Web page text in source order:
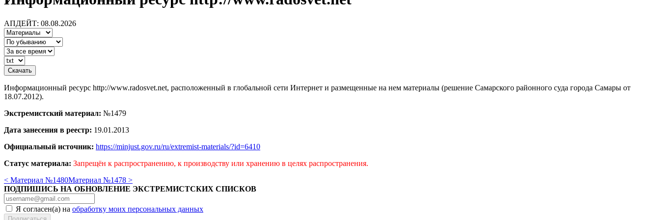
АПДЕЙТ: 08.08.2026
Информационный ресурс http://www.radosvet.net, расположенный в глобальной сети Интернет и размещенные на нем материалы (решение Самарского районного суда города Самары от
18.07.2012).
Экстремистский материал: №1479
Дата занесения в реестр: 19.01.2013
Официальный источник: https://minjust.gov.ru/ru/extremist-materials/?id=6410
Статус материала: Запрещён к распространению, к производству или хранению в целях распространения.
< Материал №1480Материал №1478 >
ПОДПИШИСЬ НА ОБНОВЛЕНИЕ ЭКСТРЕМИСТСКИХ СПИСКОВ
Я согласен(а) на обработку моих персональных данных